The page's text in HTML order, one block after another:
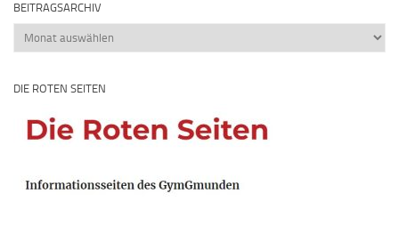
BEITRAGSARCHIV
Beitragsarchiv
DIE ROTEN SEITEN